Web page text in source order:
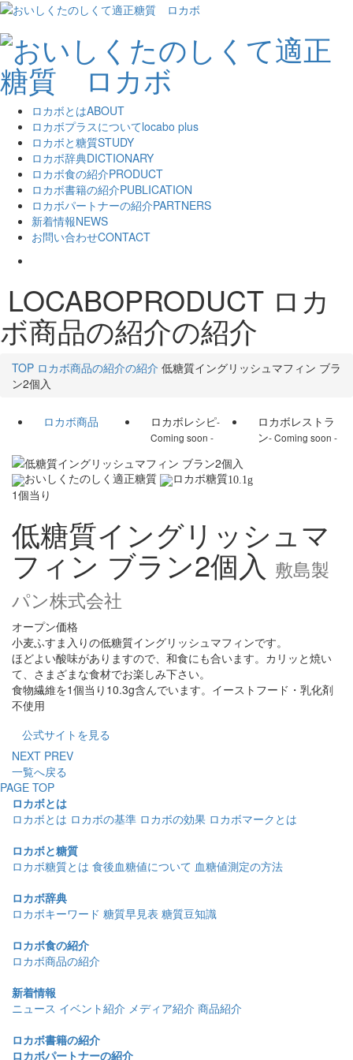
ロカボとはABOUT
ロカボプラスについてlocabo plus
ロカボと糖質STUDY
ロカボ辞典DICTIONARY
ロカボ食の紹介PRODUCT
ロカボ書籍の紹介PUBLICATION
ロカボパートナーの紹介PARTNERS
新着情報NEWS
お問い合わせCONTACT
LOCABOPRODUCT ロカ
ボ商品の紹介の紹介
TOP ロカボ商品の紹介の紹介 低糖質イングリッシュマフィン ブラ
ン2個入
ロカボ商品 ロカボレシピ-
Coming soon -
ロカボレストラ
ン- Coming soon -
10.1g
1個当り
低糖質イングリッシュマ
フィン ブラン2個入 敷島製
パン株式会社
オープン価格
小麦ふすま入りの低糖質イングリッシュマフィンです。
ほどよい酸味がありますので、和食にも合います。カリッと焼い
て、さまざまな食材でお楽しみ下さい。
食物繊維を1個当り10.3g含んでいます。イーストフード・乳化剤
不使用
公式サイトを見る
NEXT PREV
一覧へ戻る
PAGE TOP
ロカボとは
ロカボとは ロカボの基準 ロカボの効果 ロカボマークとは
ロカボと糖質
ロカボ糖質とは 食後血糖値について 血糖値測定の方法
ロカボ辞典
ロカボキーワード 糖質早見表 糖質豆知識
ロカボ食の紹介
ロカボ商品の紹介
新着情報
ニュース イベント紹介 メディア紹介 商品紹介
ロカボ書籍の紹介
ロカボパートナーの紹介